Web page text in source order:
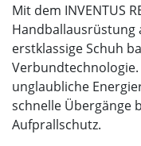
Mit dem INVENTUS
Handballausrüstung
erstklassige Schuh
Verbundtechnologie.
unglaubliche
schnelle Übergänge
Aufprallschutz.